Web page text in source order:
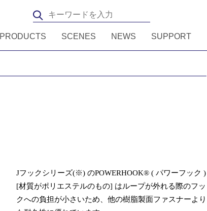
PRODUCTS SCENES NEWS SUPPORT
Jフックシリーズ(※) のPOWERHOOK® ( パワーフック )
[材質がポリエステルのもの] はループが外れる際のフッ
クへの負担が小さいため、他の樹脂製面ファスナーより